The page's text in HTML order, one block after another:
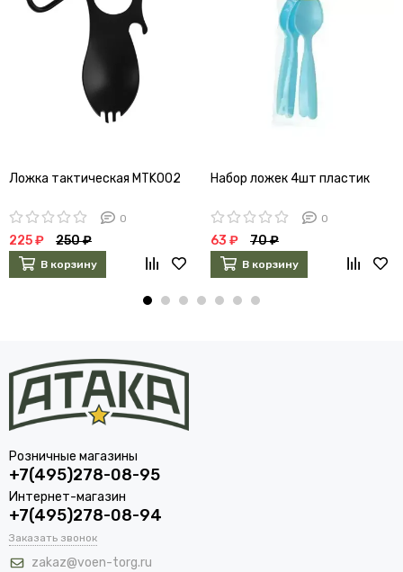
Ложка тактическая MTK002
0
225 ₽ 250 ₽
В корзину
Набор ложек 4шт пластик
0
63 ₽ 70 ₽
В корзину
Розничные магазины
+7(495)278-08-95
Интернет-магазин
+7(495)278-08-94
Заказать звонок
zakaz@voen-torg.ru